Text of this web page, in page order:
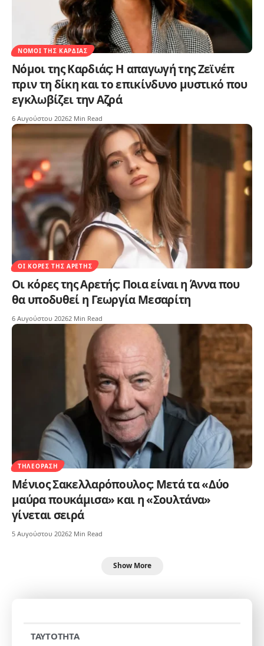
ΝΌΜΟΙ ΤΗΣ ΚΑΡΔΙΆΣ
Νόμοι της Καρδιάς: Η απαγωγή της Ζεϊνέπ
πριν τη δίκη και το επικίνδυνο μυστικό που
εγκλωβίζει την Αζρά
6 Αυγούστου 20262 Min Read
ΟΙ ΚΌΡΕΣ ΤΗΣ ΑΡΕΤΉΣ
Οι κόρες της Αρετής: Ποια είναι η Άννα που
θα υποδυθεί η Γεωργία Μεσαρίτη
6 Αυγούστου 20262 Min Read
ΤΗΛΕΌΡΑΣΗ
Μένιος Σακελλαρόπουλος: Μετά τα «Δύο
μαύρα πουκάμισα» και η «Σουλτάνα»
γίνεται σειρά
5 Αυγούστου 20262 Min Read
Show More
TAYTOTHTA